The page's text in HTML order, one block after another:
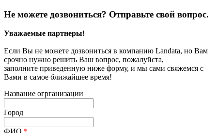
Не можете дозвониться? Отправьте свой вопрос.
Уважаемые партнеры!
Если Вы не можете дозвониться в компанию Landata, но Вам
срочно нужно решить Ваш вопрос, пожалуйста,
заполните приведенную ниже форму, и мы сами свяжемся с
Вами в самое ближайшее время!
Название огрганизации
Город
ФИО *